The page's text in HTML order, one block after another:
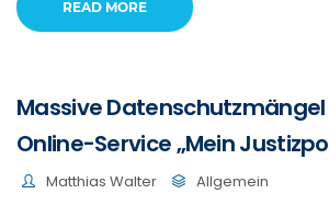
READ MORE
Massive
Online-Service „Mein
Matthias Walter Allgemein